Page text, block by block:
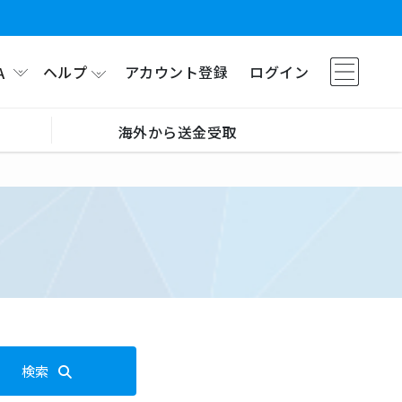
ヘルプ アカウント登録 ログイン
海外から送金受取
検索